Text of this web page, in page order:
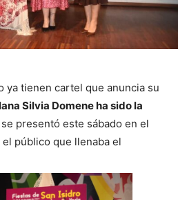
ya tienen cartel que anuncia su
Silvia Domene ha sido la
presentó este sábado en el
público que llenaba el